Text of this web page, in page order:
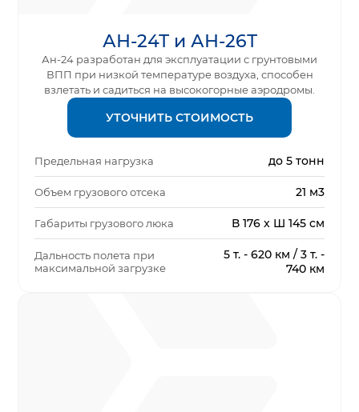
АН-24Т и АН-26Т
Ан-24 разработан для эксплуатации с грунтовыми
ВПП при низкой температуре воздуха, способен
взлетать и садиться на высокогорные аэродромы.
УТОЧНИТЬ СТОИМОСТЬ
Предельная нагрузка до 5 тонн
Объем грузового отсека 21 м3
Габариты грузового люка В 176 x Ш 145 см
Дальность полета при
максимальной загрузке
5 т. - 620 км / 3 т. -
740 км